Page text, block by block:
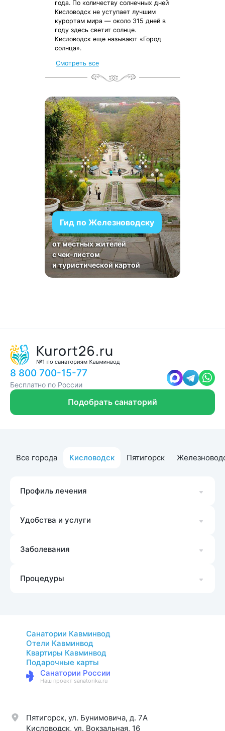
года. По количеству солнечных дней
Кисловодск не уступает лучшим
курортам мира — около 315 дней в
году здесь светит солнце.
Кисловодск еще называют «Город
солнца».
Смотреть все
Гид по Железноводску
от местных жителей
с чек-листом
и туристической картой
8 800 700-15-77
Бесплатно по России
Подобрать санаторий
Все города Кисловодск Пятигорск
Профиль лечения
Удобства и услуги
Заболевания
Процедуры
Санатории Кавминвод
Отели Кавминвод
Квартиры Кавминвод
Подарочные карты
Санатории России
Наш проект sanatorika.ru
Пятигорск, ул. Бунимовича, д. 7A
Кисловодск, ул. Вокзальная, 16